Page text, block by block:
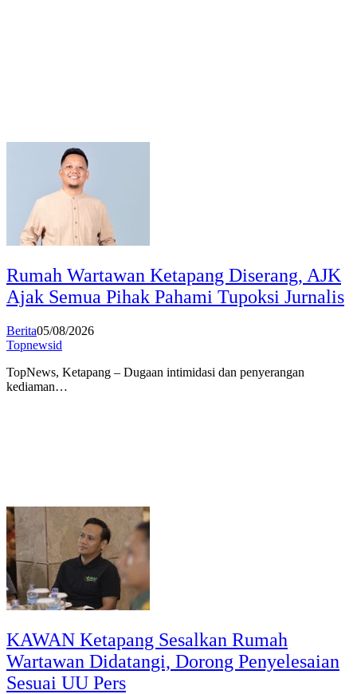
Rumah Wartawan Ketapang Diserang, AJK
Ajak Semua Pihak Pahami Tupoksi Jurnalis
Berita05/08/2026
Topnewsid
TopNews, Ketapang – Dugaan intimidasi dan penyerangan
kediaman…
KAWAN Ketapang Sesalkan Rumah
Wartawan Didatangi, Dorong Penyelesaian
Sesuai UU Pers